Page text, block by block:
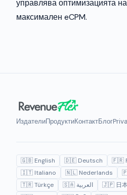
управлява оптимизацията
максимален eCPM.
ИздателиПродуктиКонтактБлог
🇬🇧 English 🇩🇪 Deutsch 🇫🇷
🇮🇹 Italiano
🇳🇱 Nederlands
🇹🇷 Türkçe
🇸🇦 العربية 🇯🇵 日